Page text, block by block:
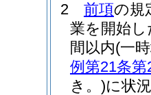
2
前項の規
業を開始
間以内(一
例第21条第
き。)に状